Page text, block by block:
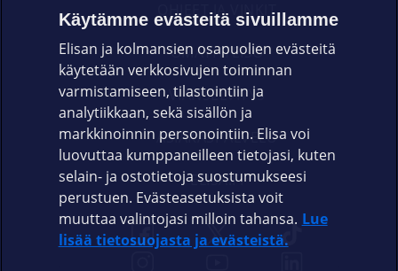
OHJEET JA VINKIT
OMAYHTEISÖ
VIANSELVITYS
ASIAKASPALVELU
ELISA.FI
Käytämme evästeitä sivuillamme
Elisan ja kolmansien osapuolien evästeitä
käytetään verkkosivujen toiminnan
varmistamiseen, tilastointiin ja
analytiikkaan, sekä sisällön ja
markkinoinnin personointiin. Elisa voi
luovuttaa kumppaneilleen tietojasi, kuten
selain- ja ostotietoja suostumukseesi
perustuen. Evästeasetuksista voit
muuttaa valintojasi milloin tahansa. Lue
lisää tietosuojasta ja evästeistä.